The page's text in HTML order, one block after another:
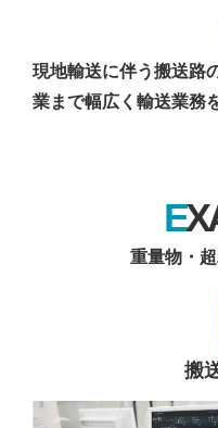
現地輸送に伴う搬送路
業まで幅広く輸送業務
重量物・
搬